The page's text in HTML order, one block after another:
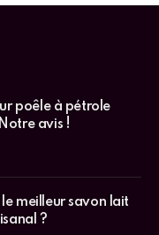
poêle à pétrole
avis !
meilleur savon lait
?